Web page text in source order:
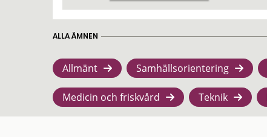
ALLA ÄMNEN
Allmänt Samhällsorientering
Medicin och friskvård Teknik